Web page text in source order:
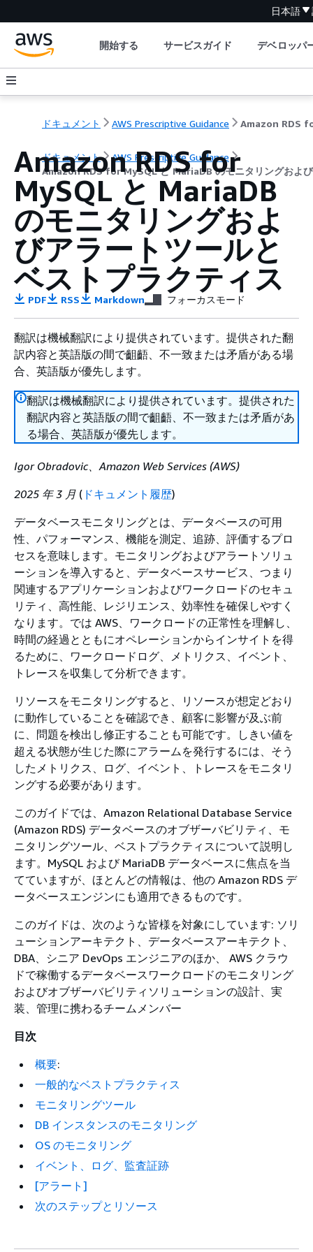
日本語
開始する サービスガイド デベロッパ
ドキュメント AWS Prescriptive Guidance
ドキュメント
AWS Prescriptive Guidance
Amazon RDS for MySQL と MariaDB のモニタリングおよ
Amazon RDS for
MySQL と MariaDB
のモニタリングおよ
びアラートツールと
ベストプラクティス
PDF RSS Markdown フォーカスモード
翻訳は機械翻訳により提供されています。提供された翻
訳内容と英語版の間で齟齬、不一致または矛盾がある場
合、英語版が優先します。
翻訳は機械翻訳により提供されています。提供された
翻訳内容と英語版の間で齟齬、不一致または矛盾があ
る場合、英語版が優先します。
Igor Obradovic、Amazon Web Services (AWS)
2025 年 3 月 ( ドキュメント履歴)
データベースモニタリングとは、データベースの可用
性、パフォーマンス、機能を測定、追跡、評価するプロ
セスを意味します。モニタリングおよびアラートソリュ
ーションを導入すると、データベースサービス、つまり
関連するアプリケーションおよびワークロードのセキュ
リティ、高性能、レジリエンス、効率性を確保しやすく
なります。では AWS、ワークロードの正常性を理解し、
時間の経過とともにオペレーションからインサイトを得
るために、ワークロードログ、メトリクス、イベント、
トレースを収集して分析できます。
リソースをモニタリングすると、リソースが想定どおり
に動作していることを確認でき、顧客に影響が及ぶ前
に、問題を検出し修正することも可能です。しきい値を
超える状態が生じた際にアラームを発行するには、そう
したメトリクス、ログ、イベント、トレースをモニタリ
ングする必要があります。
このガイドでは、Amazon Relational Database Service
(Amazon RDS) データベースのオブザーバビリティ、モ
ニタリングツール、ベストプラクティスについて説明し
ます。MySQL および MariaDB データベースに焦点を当
てていますが、ほとんどの情報は、他の Amazon RDS デ
ータベースエンジンにも適用できるものです。
このガイドは、次のような皆様を対象にしています: ソリ
ューションアーキテクト、データベースアーキテクト、
DBA、シニア DevOps エンジニアのほか、 AWS クラウ
ドで稼働するデータベースワークロードのモニタリング
およびオブザーバビリティソリューションの設計、実
装、管理に携わるチームメンバー
目次
概要:
一般的なベストプラクティス
モニタリングツール
DB インスタンスのモニタリング
OS のモニタリング
イベント、ログ、監査証跡
[アラート]
次のステップとリソース